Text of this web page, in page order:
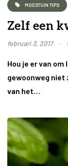
MOESTUIN TIPS
Zelf een
februari 3, 2017
Hou je er van
gewoonweg niet
van het…